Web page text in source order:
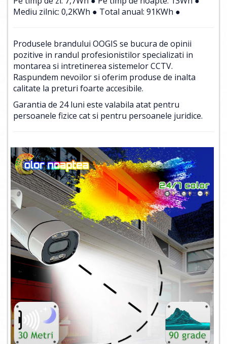
Mediu zilnic: 0,2KWh ● Total anual: 91KWh ●
Produsele brandului OOGIS se bucura de opinii
pozitive in randul profesionistilor specializati in
montarea si intretinerea sistemelor CCTV.
Raspundem nevoilor si oferim produse de inalta
calitate la preturi foarte accesibile.
Garantia de 24 luni este valabila atat pentru
persoanele fizice cat si pentru persoanele juridice.